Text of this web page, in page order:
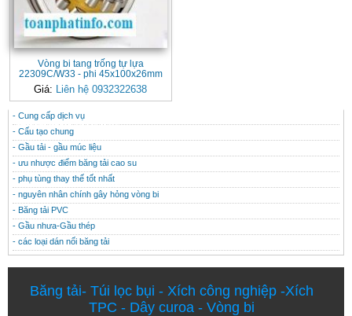
Vòng bi tang trống tự lựa
22309C/W33 - phi 45x100x26mm
Giá: Liên hệ 0932322638
CONTACT
THÔNG TIN HỮU ÍCH
- Cung cấp dịch vụ
- Cấu tạo chung
- Gầu tải - gầu múc liệu
- ưu nhược điểm băng tải cao su
- phụ tùng thay thế tốt nhất
- nguyên nhân chính gây hỏng vòng bi
- Băng tải PVC
- Gầu nhưa-Gầu thép
- các loại dán nối băng tải
Băng tải- Túi lọc bụi - Xích công nghiệp-Xích
TPC - Dây curoa - Vòng bi